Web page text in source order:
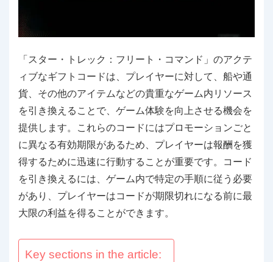
「スター・トレック：フリート・コマンド」のアクテ
ィブなギフトコードは、プレイヤーに対して、船や通
貨、その他のアイテムなどの貴重なゲーム内リソース
を引き換えることで、ゲーム体験を向上させる機会を
提供します。これらのコードにはプロモーションごと
に異なる有効期限があるため、プレイヤーは報酬を獲
得するために迅速に行動することが重要です。コード
を引き換えるには、ゲーム内で特定の手順に従う必要
があり、プレイヤーはコードが期限切れになる前に最
大限の利益を得ることができます。
Key sections in the article: